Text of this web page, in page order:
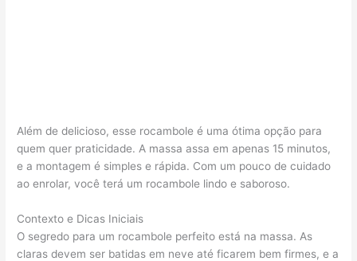
Além de delicioso, esse rocambole é uma ótima opção para
quem quer praticidade. A massa assa em apenas 15 minutos,
e a montagem é simples e rápida. Com um pouco de cuidado
ao enrolar, você terá um rocambole lindo e saboroso.
Contexto e Dicas Iniciais
O segredo para um rocambole perfeito está na massa. As
claras devem ser batidas em neve até ficarem bem firmes, e a